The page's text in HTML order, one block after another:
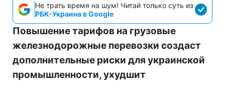
Не трать время на шум! Читай только суть из
РБК-Украина в Google
Повышение тарифов на грузовые
железнодорожные перевозки создаст
дополнительные риски для украинской
промышленности, ухудшит